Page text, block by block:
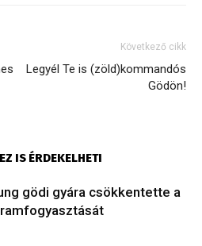
Következő cikk
Legyél Te is (zöld)kommandós
Gödön!
EZ IS ÉRDEKELHETI
gödi gyára csökkentette a